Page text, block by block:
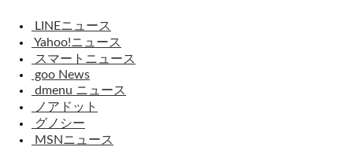
LINEニュース
Yahoo!ニュース
スマートニュース
goo News
dmenu ニュース
ノアドット
グノシー
MSNニュース